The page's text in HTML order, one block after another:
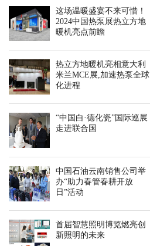
这场温暖盛宴不来可惜！​
2024中国热泵展热立方地
暖机亮点前瞻
热立方地暖机亮相意大利
米兰MCE展,加速热泵全球
化进程
“中国白·德化瓷”国际巡展
走进联合国
中国石油云南销售公司举
办“助力春管春耕开放
日”活动
首届智慧照明博览燃亮创
新照明的未来